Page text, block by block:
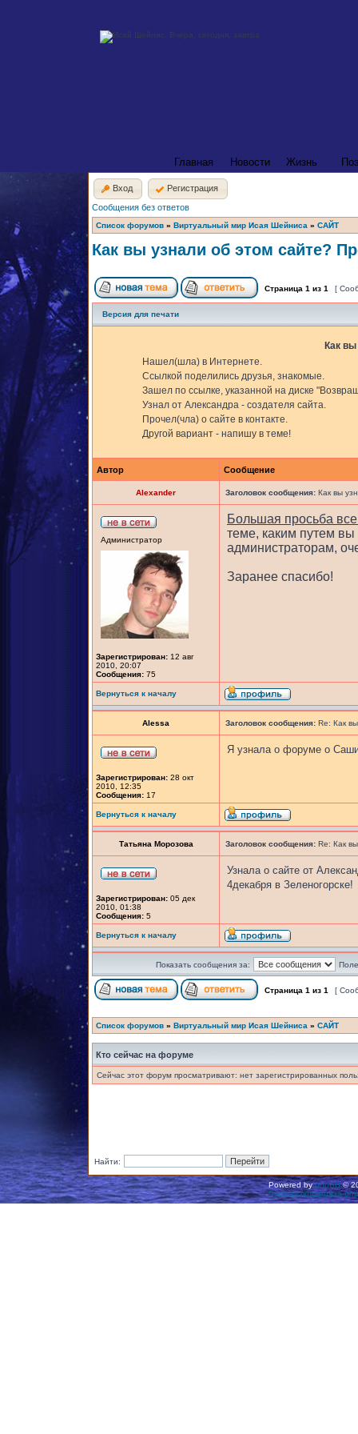
Главная Новости Жизнь
Вход
Регистрация
Сообщения без ответов
Список форумов » Виртуальный мир Исая Шейниса » САЙТ
Как вы узнали об этом сайте?
Страница 1 из 1 [
Версия для печати
Как
Нашел(шла) в Интернете.
Ссылкой поделились друзья, знакомые.
Зашел по ссылке, указанной на диске
Узнал от Александра - создателя сайта.
Прочел(чла) о сайте в контакте.
Другой вариант - напишу в теме!
Автор Сообщение
Alexander Заголовок сообщения: Как вы
Администратор
Зарегистрирован: 12 авг
2010, 20:07
Сообщения: 75
Большая просьба
теме, каким путем
администраторам,
Заранее спасибо!
Вернуться к началу
Alessa Заголовок сообщения: Re: Как
Зарегистрирован: 28 окт
2010, 12:35
Сообщения: 17
Я узнала о форуме о
Вернуться к началу
Татьяна Морозова Заголовок сообщения: Re: Как
Зарегистрирован: 05 дек
2010, 01:38
Сообщения: 5
Узнала о сайте от
4декабря в Зеленогорске!
Вернуться к началу
Показать сообщения за:
Страница 1 из 1 [
Список форумов » Виртуальный мир Исая Шейниса » САЙТ
Кто сейчас на форуме
Сейчас этот форум просматривают: нет зарегистрированных
Найти:
Powered byphpBB©
Русская поддержка